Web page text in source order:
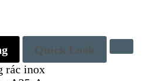
Quick Look
rác inox